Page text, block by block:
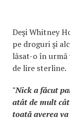
Deşi Whitney
pe droguri şi
lăsat-o în urmă
de lire sterline.
"Nick a făcut
atât de mult
toată averea